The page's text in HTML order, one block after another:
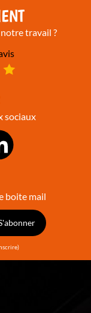
travail ?
sociaux
boite mail